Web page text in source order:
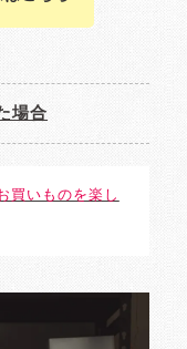
場合
買いものを楽し